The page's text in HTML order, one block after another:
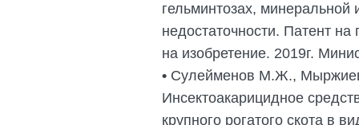
гельминтозах, минеральной
недостаточности. Патент
на изобретение. 2019г.
• Сулейменов М.Ж.,
Инсектоакарицидное
крупного рогатого скота в